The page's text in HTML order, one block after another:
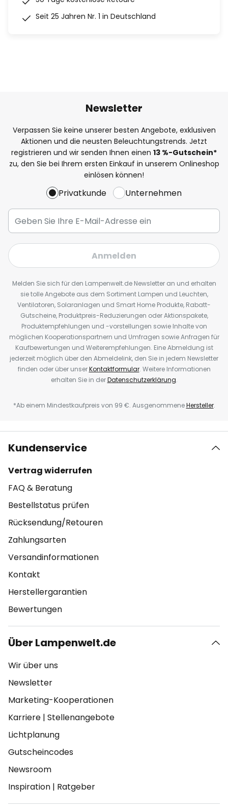
Seit 25 Jahren Nr. 1 in Deutschland
Newsletter
Verpassen Sie keine unserer besten Angebote, exklusiven
Aktionen und die neusten Beleuchtungstrends. Jetzt
registrieren und wir senden Ihnen einen 13 %-Gutschein*
zu, den Sie bei Ihrem ersten Einkauf in unserem Onlineshop
einlösen können!
Privatkunde Unternehmen
Anmelden
Melden Sie sich für den Lampenwelt.de Newsletter an und erhalten
sie tolle Angebote aus dem Sortiment Lampen und Leuchten,
Ventilatoren, Solaranlagen und Smart Home Produkte, Rabatt-
Gutscheine, Produktpreis-Reduzierungen oder Aktionspakete,
Produktempfehlungen und -vorstellungen sowie Inhalte von
möglichen Kooperationspartnern und Umfragen sowie Anfragen für
Kaufbewertungen und Weiterempfehlungen. Eine Abmeldung ist
jederzeit möglich über den Abmeldelink, den Sie in jedem Newsletter
finden oder über unserKontaktformular. Weitere Informationen
erhalten Sie in derDatenschutzerklärung.
*Ab einem Mindestkaufpreis von 99 €. AusgenommeneHersteller.
Kundenservice
Vertrag widerrufen
FAQ & Beratung
Bestellstatus prüfen
Rücksendung/Retouren
Zahlungsarten
Versandinformationen
Kontakt
Herstellergarantien
Bewertungen
Über Lampenwelt.de
Wir über uns
Newsletter
Marketing-Kooperationen
Karriere | Stellenangebote
Lichtplanung
Gutscheincodes
Newsroom
Inspiration | Ratgeber